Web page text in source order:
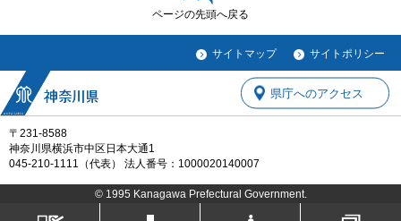
ページの先頭へ戻る
サイトマップ サイトポリシー
〒231-8588
神奈川県横浜市中区日本大通1
045-210-1111（代表） 法人番号：1000020140007
県庁へのアクセス
© 1995 Kanagawa Prefectural Government.